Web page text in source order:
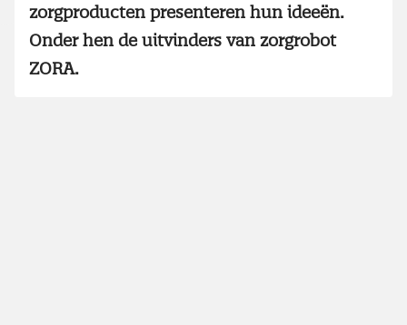
zorgproducten presenteren hun ideeën.
Onder hen de uitvinders van zorgrobot
ZORA.